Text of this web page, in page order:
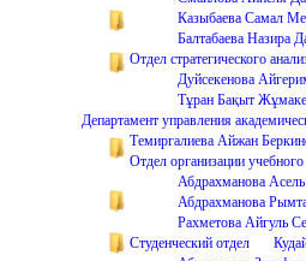
Казыбаева Самал
Балтабаева Назира
Отдел стратегического
Дуйсекенова
Тұран Бақыт
Департамент управления
Темиргалиева Айжан
Отдел организации учебного
Абдрахманова
Абдрахманова
Рахметова Айгуль
Студенческий отдел